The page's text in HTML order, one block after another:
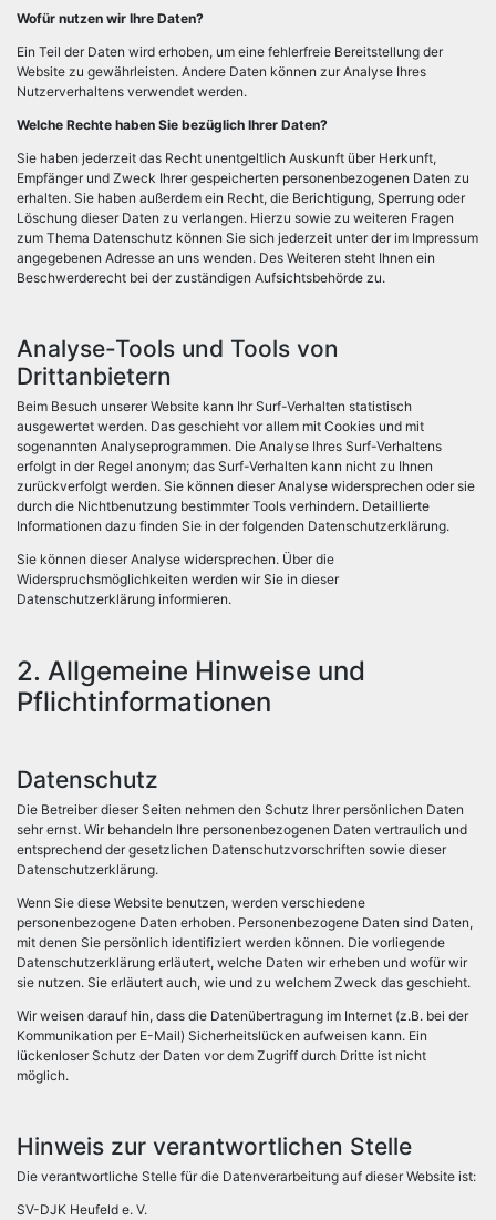
Wofür nutzen wir Ihre Daten?
Ein Teil der Daten wird erhoben, um eine fehlerfreie Bereitstellung der
Website zu gewährleisten. Andere Daten können zur Analyse Ihres
Nutzerverhaltens verwendet werden.
Welche Rechte haben Sie bezüglich Ihrer Daten?
Sie haben jederzeit das Recht unentgeltlich Auskunft über Herkunft,
Empfänger und Zweck Ihrer gespeicherten personenbezogenen Daten zu
erhalten. Sie haben außerdem ein Recht, die Berichtigung, Sperrung oder
Löschung dieser Daten zu verlangen. Hierzu sowie zu weiteren Fragen
zum Thema Datenschutz können Sie sich jederzeit unter der im Impressum
angegebenen Adresse an uns wenden. Des Weiteren steht Ihnen ein
Beschwerderecht bei der zuständigen Aufsichtsbehörde zu.
Analyse-Tools und Tools von
Drittanbietern
Beim Besuch unserer Website kann Ihr Surf-Verhalten statistisch
ausgewertet werden. Das geschieht vor allem mit Cookies und mit
sogenannten Analyseprogrammen. Die Analyse Ihres Surf-Verhaltens
erfolgt in der Regel anonym; das Surf-Verhalten kann nicht zu Ihnen
zurückverfolgt werden. Sie können dieser Analyse widersprechen oder sie
durch die Nichtbenutzung bestimmter Tools verhindern. Detaillierte
Informationen dazu finden Sie in der folgenden Datenschutzerklärung.
Sie können dieser Analyse widersprechen. Über die
Widerspruchsmöglichkeiten werden wir Sie in dieser
Datenschutzerklärung informieren.
2. Allgemeine Hinweise und
Pflichtinformationen
Datenschutz
Die Betreiber dieser Seiten nehmen den Schutz Ihrer persönlichen Daten
sehr ernst. Wir behandeln Ihre personenbezogenen Daten vertraulich und
entsprechend der gesetzlichen Datenschutzvorschriften sowie dieser
Datenschutzerklärung.
Wenn Sie diese Website benutzen, werden verschiedene
personenbezogene Daten erhoben. Personenbezogene Daten sind Daten,
mit denen Sie persönlich identifiziert werden können. Die vorliegende
Datenschutzerklärung erläutert, welche Daten wir erheben und wofür wir
sie nutzen. Sie erläutert auch, wie und zu welchem Zweck das geschieht.
Wir weisen darauf hin, dass die Datenübertragung im Internet (z.B. bei der
Kommunikation per E-Mail) Sicherheitslücken aufweisen kann. Ein
lückenloser Schutz der Daten vor dem Zugriff durch Dritte ist nicht
möglich.
Hinweis zur verantwortlichen Stelle
Die verantwortliche Stelle für die Datenverarbeitung auf dieser Website ist:
SV-DJK Heufeld e. V.